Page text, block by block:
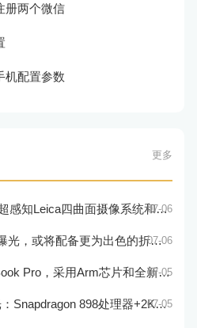
册两个微信
机配置参数
更多
四曲面摄像系统和麒麟9000E处理器07-06
将配备更为出色的折叠屏幕和相机07-06
，采用Arm芯片和全新的设计风格！07-05
898处理器+2K屏幕07-05